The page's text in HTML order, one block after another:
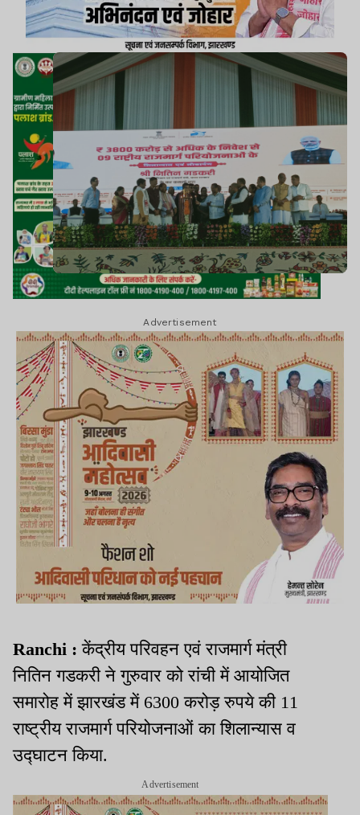
Advertisement
Ranchi : केंद्रीय परिवहन एवं राजमार्ग मंत्री
नितिन गडकरी ने गुरुवार को रांची में आयोजित
समारोह में झारखंड में 6300 करोड़ रुपये की 11
राष्ट्रीय राजमार्ग परियोजनाओं का शिलान्यास व
उद्घाटन किया.
Advertisement